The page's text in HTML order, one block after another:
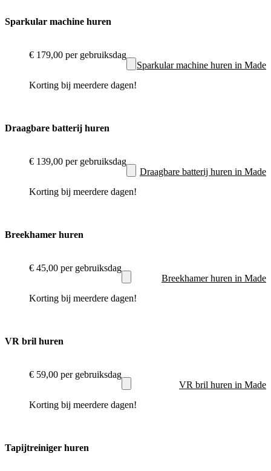
Sparkular machine huren
€ 179,00 per gebruiksdag
Korting bij meerdere dagen!
Sparkular machine huren in Made
Draagbare batterij huren
€ 139,00 per gebruiksdag
Korting bij meerdere dagen!
Draagbare batterij huren in Made
Breekhamer huren
€ 45,00 per gebruiksdag
Korting bij meerdere dagen!
Breekhamer huren in Made
VR bril huren
€ 59,00 per gebruiksdag
Korting bij meerdere dagen!
VR bril huren in Made
Tapijtreiniger huren